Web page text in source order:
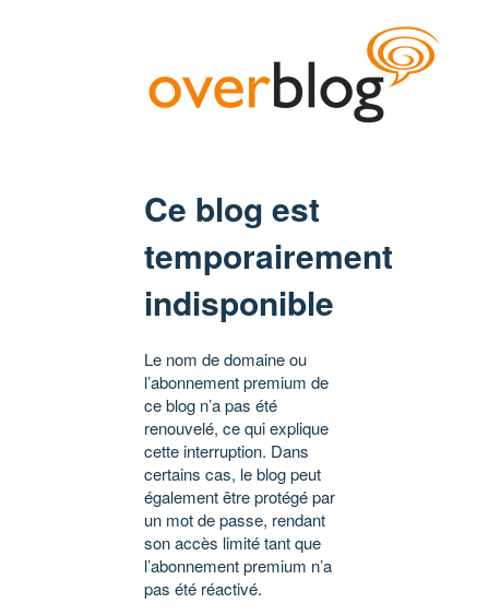
Ce blog est
temporairement
indisponible
Le nom de domaine ou
l’abonnement premium de
ce blog n’a pas été
renouvelé, ce qui explique
cette interruption. Dans
certains cas, le blog peut
également être protégé par
un mot de passe, rendant
son accès limité tant que
l’abonnement premium n’a
pas été réactivé.